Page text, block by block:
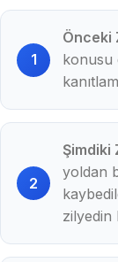
Önceki
konusu
Şimdiki
yoldan
zilyedin